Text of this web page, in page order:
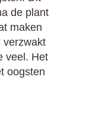
de plant
maken
verzwakt
veel. Het
oogsten